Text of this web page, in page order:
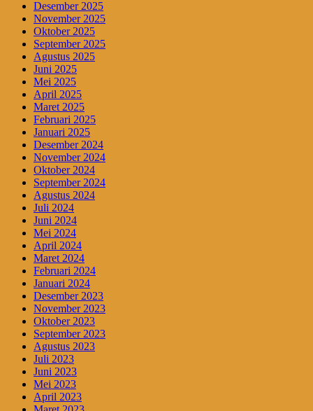
Desember 2025
November 2025
Oktober 2025
September 2025
Agustus 2025
Juni 2025
Mei 2025
April 2025
Maret 2025
Februari 2025
Januari 2025
Desember 2024
November 2024
Oktober 2024
September 2024
Agustus 2024
Juli 2024
Juni 2024
Mei 2024
April 2024
Maret 2024
Februari 2024
Januari 2024
Desember 2023
November 2023
Oktober 2023
September 2023
Agustus 2023
Juli 2023
Juni 2023
Mei 2023
April 2023